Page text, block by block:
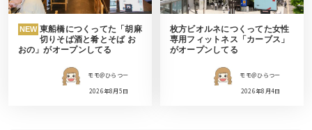
NEW 東船橋につくってた「胡麻
切りそば酒と肴とそば お
おの」がオープンしてる
モモ＠ひらつー
2026年8月5日
枚方ビオルネにつくってた女性
専用フィットネス「カーブス」
がオープンしてる
モモ＠ひらつー
2026年8月4日